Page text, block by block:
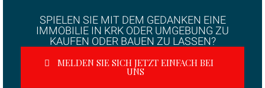
SPIELEN SIE MIT DEM GEDANKEN EINE
IMMOBILIE IN KRK ODER UMGEBUNG ZU
KAUFEN ODER BAUEN ZU LASSEN?
MELDEN SIE SICH JETZT EINFACH BEI
UNS